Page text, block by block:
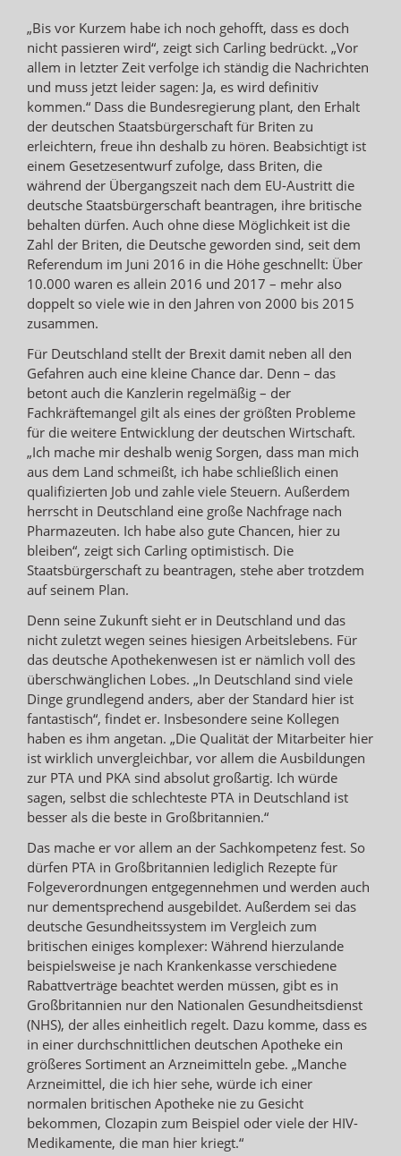
„Bis vor Kurzem habe ich noch gehofft, dass es doch
nicht passieren wird“, zeigt sich Carling bedrückt. „Vor
allem in letzter Zeit verfolge ich ständig die Nachrichten
und muss jetzt leider sagen: Ja, es wird definitiv
kommen.“ Dass die Bundesregierung plant, den Erhalt
der deutschen Staatsbürgerschaft für Briten zu
erleichtern, freue ihn deshalb zu hören. Beabsichtigt ist
einem Gesetzesentwurf zufolge, dass Briten, die
während der Übergangszeit nach dem EU-Austritt die
deutsche Staatsbürgerschaft beantragen, ihre britische
behalten dürfen. Auch ohne diese Möglichkeit ist die
Zahl der Briten, die Deutsche geworden sind, seit dem
Referendum im Juni 2016 in die Höhe geschnellt: Über
10.000 waren es allein 2016 und 2017 – mehr also
doppelt so viele wie in den Jahren von 2000 bis 2015
zusammen.
Für Deutschland stellt der Brexit damit neben all den
Gefahren auch eine kleine Chance dar. Denn – das
betont auch die Kanzlerin regelmäßig – der
Fachkräftemangel gilt als eines der größten Probleme
für die weitere Entwicklung der deutschen Wirtschaft.
„Ich mache mir deshalb wenig Sorgen, dass man mich
aus dem Land schmeißt, ich habe schließlich einen
qualifizierten Job und zahle viele Steuern. Außerdem
herrscht in Deutschland eine große Nachfrage nach
Pharmazeuten. Ich habe also gute Chancen, hier zu
bleiben“, zeigt sich Carling optimistisch. Die
Staatsbürgerschaft zu beantragen, stehe aber trotzdem
auf seinem Plan.
Denn seine Zukunft sieht er in Deutschland und das
nicht zuletzt wegen seines hiesigen Arbeitslebens. Für
das deutsche Apothekenwesen ist er nämlich voll des
überschwänglichen Lobes. „In Deutschland sind viele
Dinge grundlegend anders, aber der Standard hier ist
fantastisch“, findet er. Insbesondere seine Kollegen
haben es ihm angetan. „Die Qualität der Mitarbeiter hier
ist wirklich unvergleichbar, vor allem die Ausbildungen
zur PTA und PKA sind absolut großartig. Ich würde
sagen, selbst die schlechteste PTA in Deutschland ist
besser als die beste in Großbritannien.“
Das mache er vor allem an der Sachkompetenz fest. So
dürfen PTA in Großbritannien lediglich Rezepte für
Folgeverordnungen entgegennehmen und werden auch
nur dementsprechend ausgebildet. Außerdem sei das
deutsche Gesundheitssystem im Vergleich zum
britischen einiges komplexer: Während hierzulande
beispielsweise je nach Krankenkasse verschiedene
Rabattverträge beachtet werden müssen, gibt es in
Großbritannien nur den Nationalen Gesundheitsdienst
(NHS), der alles einheitlich regelt. Dazu komme, dass es
in einer durchschnittlichen deutschen Apotheke ein
größeres Sortiment an Arzneimitteln gebe. „Manche
Arzneimittel, die ich hier sehe, würde ich einer
normalen britischen Apotheke nie zu Gesicht
bekommen, Clozapin zum Beispiel oder viele der HIV-
Medikamente, die man hier kriegt.“